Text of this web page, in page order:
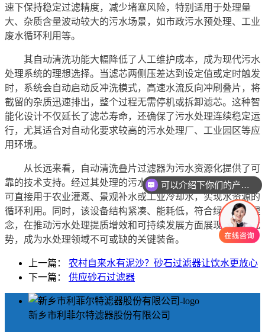
速下保持稳定过滤精度，减少堵塞风险，特别适用于处理量
大、杂质含量波动较大的污水场景，如市政污水预处理、工业
废水循环利用等。
其自动清洗功能大幅降低了人工维护成本，成为现代污水
处理系统的理想选择。当滤芯两侧压差达到设定值或定时触发
时，系统会自动启动反冲洗模式，高速水流反向冲刷叠片，将
截留的杂质迅速排出，整个过程无需停机或拆卸滤芯。这种智
能化设计不仅延长了滤芯寿命，还确保了污水处理连续稳定运
行，尤其适合对自动化要求较高的污水处理厂、工业园区等应
用环境。
从长远来看，自动清洗叠片过滤器为污水资源化提供了可
靠的技术支持。经过其处理的污水，浊度和悬浮物显著降低，
可直接用于农业灌溉、景观补水或工业冷却水，实现水资源的
循环利用。同时，该设备结构紧凑、能耗低，符合绿色环保理
念，在推动污水处理提质增效和可持续发展方面展现出显著优
势，成为水处理领域不可或缺的关键装备。
上一篇： 农村自来水有泥沙？砂石过滤器让饮水更放心
下一篇： 供应砂石过滤器
新乡市利菲尔特滤器股份有限公司
可以介绍下你们的产品么